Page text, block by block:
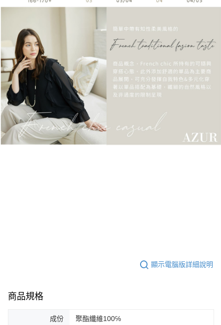
顯示電腦版詳細說明
商品規格
成份 聚酯纖維100℅